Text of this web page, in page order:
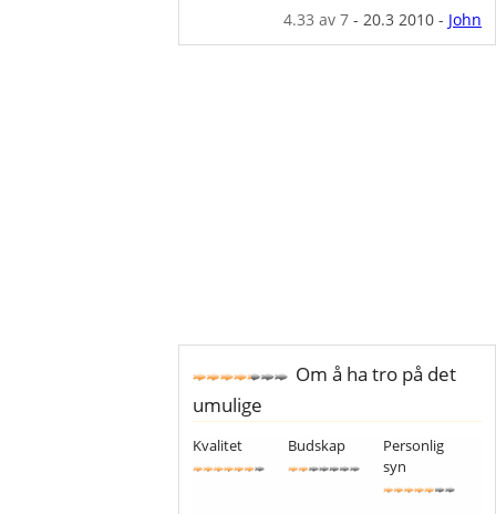
4.33 av 7- 20.3 2010- John
Om å ha tro på det
umulige
Kvalitet Budskap
Personlig
syn